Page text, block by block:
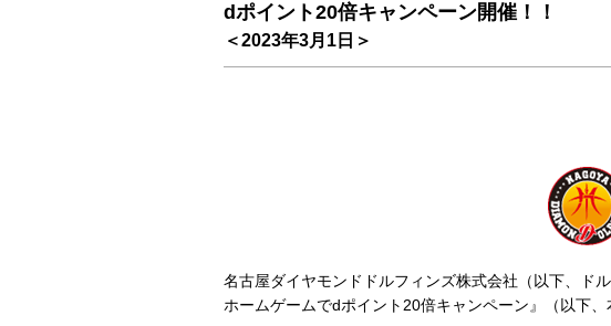
dポイント20倍キャンペーン開催！！
＜2023年3月1日＞
名古屋ダイヤモンドドルフィンズ株式会社（以下、ド
ホームゲームでdポイント20倍キャンペーン』（以下